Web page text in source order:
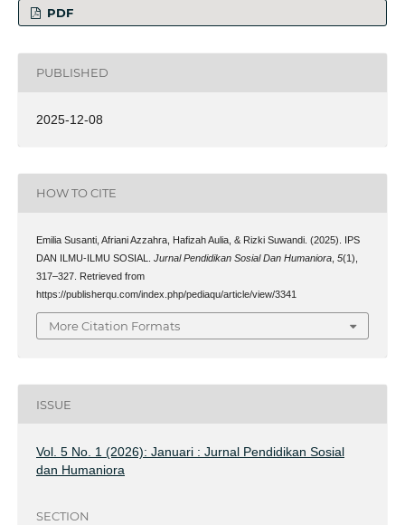
PDF
PUBLISHED
2025-12-08
HOW TO CITE
Emilia Susanti, Afriani Azzahra, Hafizah Aulia, & Rizki Suwandi. (2025). IPS
DAN ILMU-ILMU SOSIAL. Jurnal Pendidikan Sosial Dan Humaniora, 5(1),
317–327. Retrieved from
https://publisherqu.com/index.php/pediaqu/article/view/3341
More Citation Formats
ISSUE
Vol. 5 No. 1 (2026): Januari : Jurnal Pendidikan Sosial
dan Humaniora
SECTION